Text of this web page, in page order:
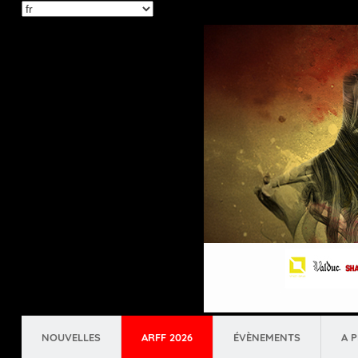
Select
NOUVELLES ARFF 2026 ÉVÈNEMENTS A